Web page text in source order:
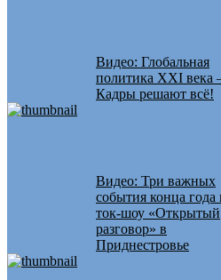
Видео: Глобальная
политика XXI
Кадры решают всё!
Видео: Три важных
события конца года
ток-шоу «Открытый
разговор» в
Приднестровье